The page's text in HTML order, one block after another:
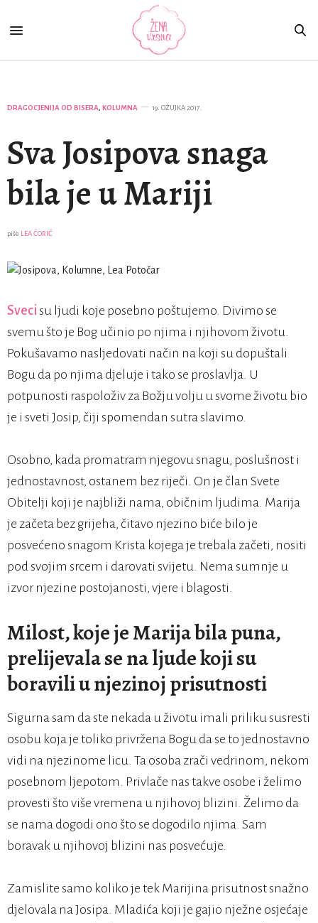
DRAGOCJENIJA OD BISERA, KOLUMNA 19. OŽUJKA 2017.
Sva Josipova snaga
bila je u Mariji
piše LEA ČORIĆ
Sveci su ljudi koje posebno poštujemo. Divimo se
svemu što je Bog učinio po njima i njihovom životu.
Pokušavamo nasljedovati način na koji su dopuštali
Bogu da po njima djeluje i tako se proslavlja. U
potpunosti raspoloživ za Božju volju u svome životu bio
je i sveti Josip, čiji spomendan sutra slavimo.
Osobno, kada promatram njegovu snagu, poslušnost i
jednostavnost, ostanem bez riječi. On je član Svete
Obitelji koji je najbliži nama, običnim ljudima. Marija
je začeta bez grijeha, čitavo njezino biće bilo je
posvećeno snagom Krista kojega je trebala začeti, nositi
pod svojim srcem i darovati svijetu. Nema sumnje u
izvor njezine postojanosti, vjere i blagosti.
Milost, koje je Marija bila puna,
prelijevala se na ljude koji su
boravili u njezinoj prisutnosti
Sigurna sam da ste nekada u životu imali priliku susresti
osobu koja je toliko privržena Bogu da se to jednostavno
vidi na njezinome licu. Ta osoba zrači vedrinom, nekom
posebnom ljepotom. Privlače nas takve osobe i želimo
provesti što više vremena u njihovoj blizini. Želimo da
se nama dogodi ono što se dogodilo njima. Sam
boravak u njihovoj blizini nas posvećuje.
Zamislite samo koliko je tek Marijina prisutnost snažno
djelovala na Josipa. Mladića koji je gajio nježne osjećaje